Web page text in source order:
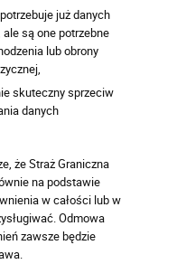
już danych
są one potrzebne
lub obrony
skuteczny sprzeciw
danych
że Straż Graniczna
na podstawie
w całości lub w
Odmowa
zawsze będzie